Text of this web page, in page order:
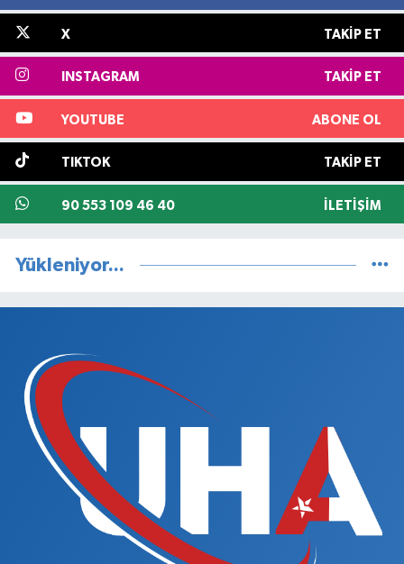
X TAKIP ET
INSTAGRAM TAKIP ET
YOUTUBE ABONE OL
TIKTOK TAKIP ET
90 553 109 46 40 İLETIŞIM
Yükleniyor...